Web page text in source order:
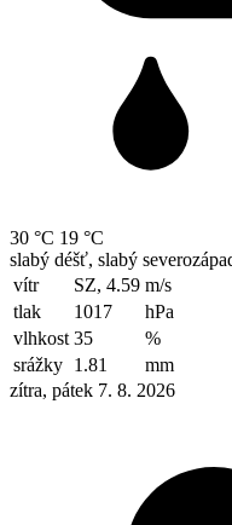
30 °C 19 °C
slabý déšť, slabý
vítr
SZ, 4.59 m/s
tlak
1017
hPa
vlhkost 35
%
srážky 1.81
mm
zítra, pátek 7. 8. 2026